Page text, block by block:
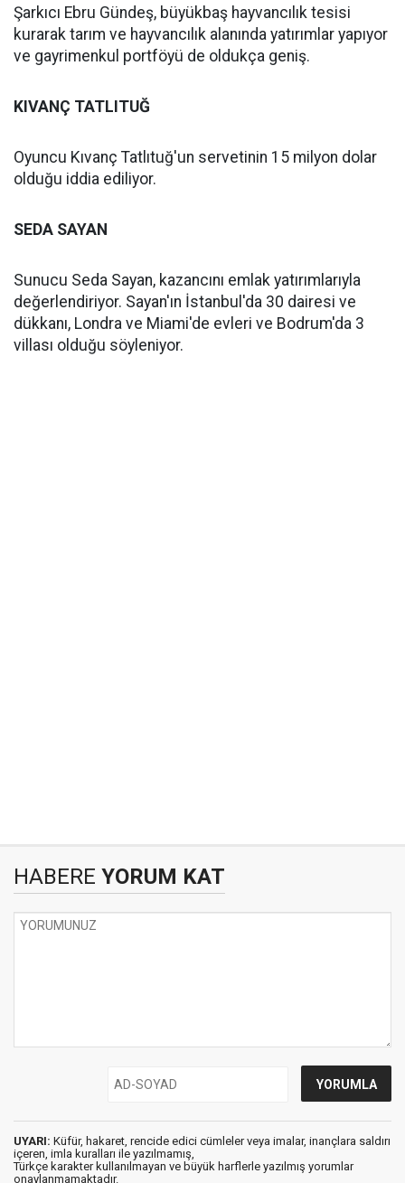
Şarkıcı Ebru Gündeş, büyükbaş hayvancılık tesisi
kurarak tarım ve hayvancılık alanında yatırımlar yapıyor
ve gayrimenkul portföyü de oldukça geniş.
KIVANÇ TATLITUĞ
Oyuncu Kıvanç Tatlıtuğ'un servetinin 15 milyon dolar
olduğu iddia ediliyor.
SEDA SAYAN
Sunucu Seda Sayan, kazancını emlak yatırımlarıyla
değerlendiriyor. Sayan'ın İstanbul'da 30 dairesi ve
dükkanı, Londra ve Miami'de evleri ve Bodrum'da 3
villası olduğu söyleniyor.
HABERE YORUM KAT
UYARI: Küfür, hakaret, rencide edici cümleler veya imalar, inançlara saldırı
içeren, imla kuralları ile yazılmamış,
Türkçe karakter kullanılmayan ve büyük harflerle yazılmış yorumlar
onaylanmamaktadır.